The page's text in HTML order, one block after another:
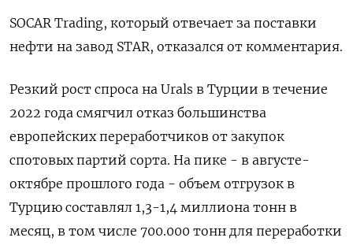
SOCAR Trading, который отвечает за поставки
нефти на завод STAR, отказался от комментария.
Резкий рост спроса на Urals в Турции в течение
2022 года смягчил отказ большинства
европейских переработчиков от закупок
спотовых партий сорта. На пике - в августе-
октябре прошлого года - объем отгрузок в
Турцию составлял 1,3-1,4 миллиона тонн в
месяц, в том числе 700.000 тонн для переработки